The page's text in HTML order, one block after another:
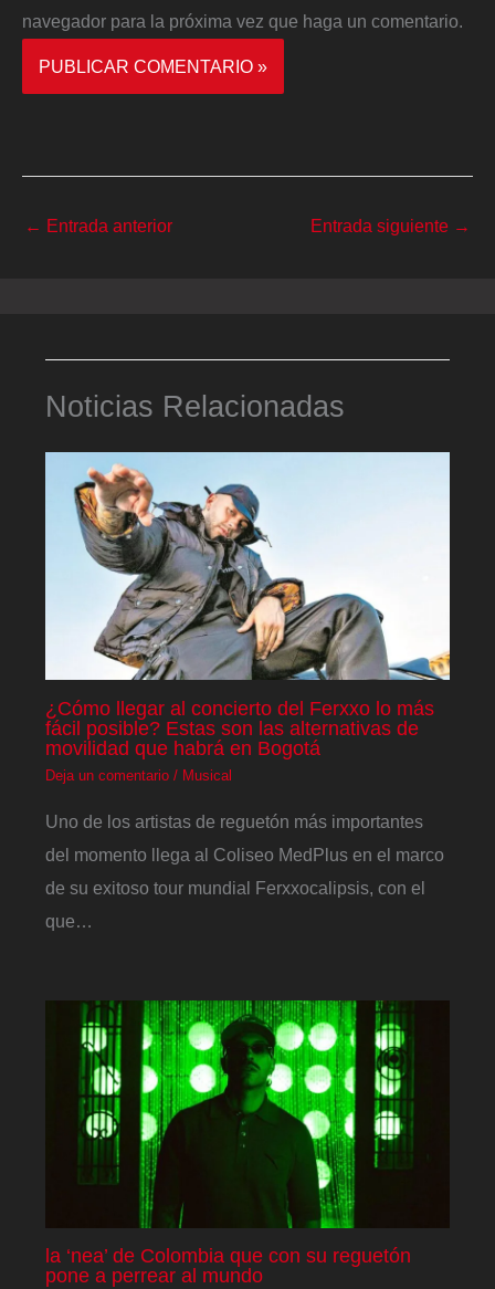
navegador para la próxima vez que haga un comentario.
← Entrada anterior Entrada siguiente →
Noticias Relacionadas
¿Cómo llegar al concierto del Ferxxo lo más
fácil posible? Estas son las alternativas de
movilidad que habrá en Bogotá
Deja un comentario / Musical
Uno de los artistas de reguetón más importantes
del momento llega al Coliseo MedPlus en el marco
de su exitoso tour mundial Ferxxocalipsis, con el
que…
la ‘nea’ de Colombia que con su reguetón
pone a perrear al mundo